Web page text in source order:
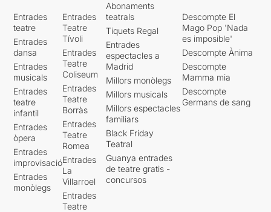
Entrades
teatre
Entrades
dansa
Entrades
musicals
Entrades
teatre
infantil
Entrades
òpera
Entrades
improvisació
Entrades
monòlegs
Entrades
Teatre
Tívoli
Entrades
Teatre
Coliseum
Entrades
Teatre
Borràs
Entrades
Teatre
Romea
Entrades
La
Villarroel
Entrades
Teatre
Abonaments
teatrals
Tiquets Regal
Entrades
espectacles a
Madrid
Millors monòlegs
Millors musicals
Millors espectacles
familiars
Black Friday
Teatral
Guanya entrades
de teatre gratis -
concursos
Descompte El
Mago Pop 'Nada
es imposible'
Descompte Ànima
Descompte
Mamma mia
Descompte
Germans de sang